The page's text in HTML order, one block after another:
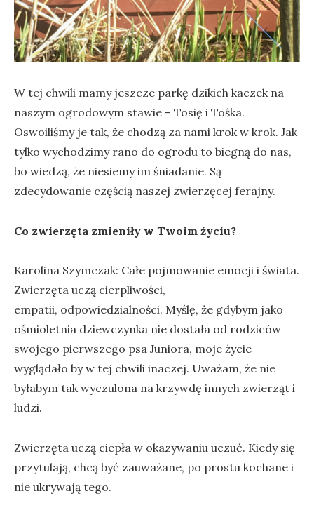
W tej chwili mamy jeszcze parkę dzikich kaczek na
naszym ogrodowym stawie – Tosię i Tośka.
Oswoiliśmy je tak, że chodzą za nami krok w krok. Jak
tylko wychodzimy rano do ogrodu to biegną do nas,
bo wiedzą, że niesiemy im śniadanie. Są
zdecydowanie częścią naszej zwierzęcej ferajny.
Co zwierzęta zmieniły w Twoim życiu?
Karolina Szymczak: Całe pojmowanie emocji i świata.
Zwierzęta uczą cierpliwości,
empatii, odpowiedzialności. Myślę, że gdybym jako
ośmioletnia dziewczynka nie dostała od rodziców
swojego pierwszego psa Juniora, moje życie
wyglądało by w tej chwili inaczej. Uważam, że nie
byłabym tak wyczulona na krzywdę innych zwierząt i
ludzi.
Zwierzęta uczą ciepła w okazywaniu uczuć. Kiedy się
przytulają, chcą być zauważane, po prostu kochane i
nie ukrywają tego.